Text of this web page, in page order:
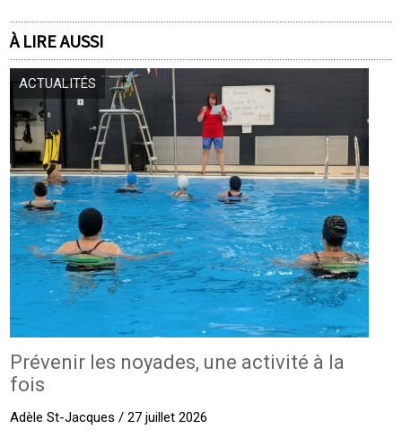
À LIRE AUSSI
ACTUALITÉS
Prévenir les noyades, une activité à la
fois
Adèle St-Jacques / 27 juillet 2026